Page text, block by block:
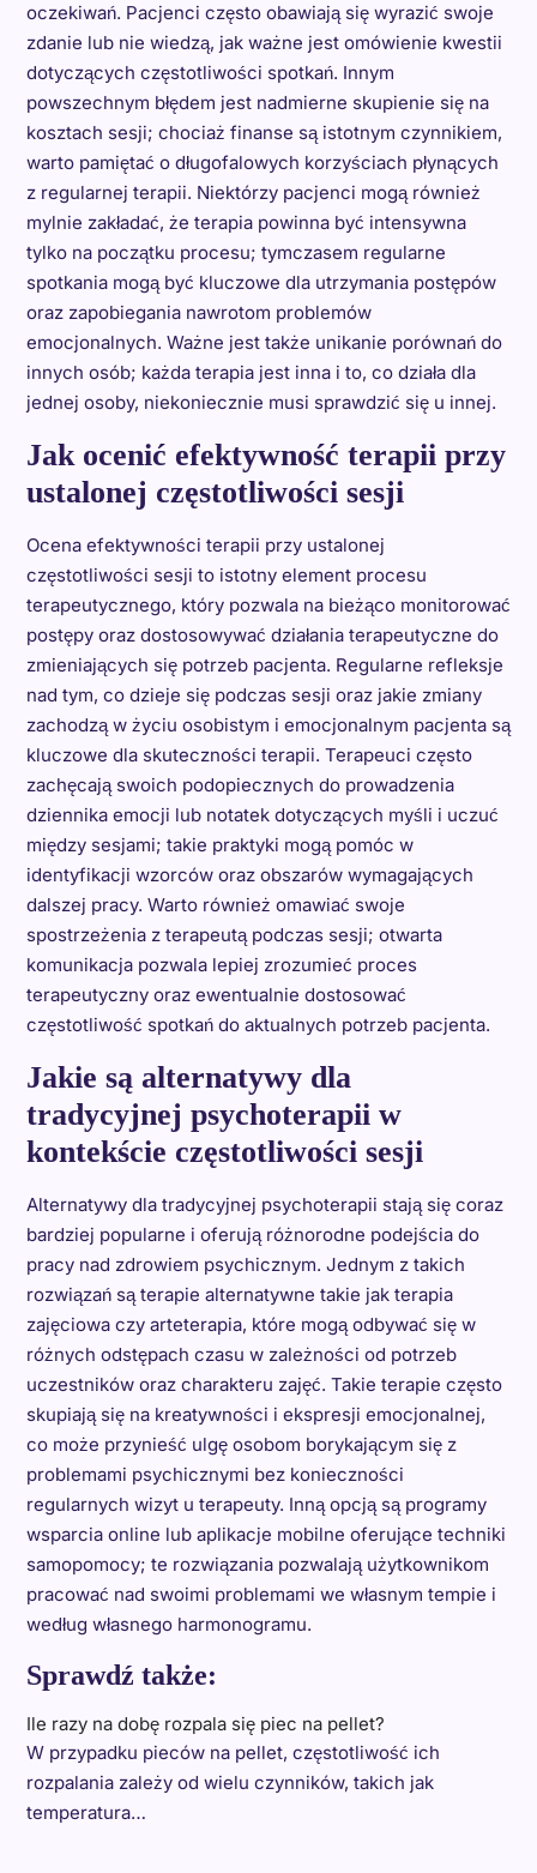
oczekiwań. Pacjenci często obawiają się wyrazić swoje
zdanie lub nie wiedzą, jak ważne jest omówienie kwestii
dotyczących częstotliwości spotkań. Innym
powszechnym błędem jest nadmierne skupienie się na
kosztach sesji; chociaż finanse są istotnym czynnikiem,
warto pamiętać o długofalowych korzyściach płynących
z regularnej terapii. Niektórzy pacjenci mogą również
mylnie zakładać, że terapia powinna być intensywna
tylko na początku procesu; tymczasem regularne
spotkania mogą być kluczowe dla utrzymania postępów
oraz zapobiegania nawrotom problemów
emocjonalnych. Ważne jest także unikanie porównań do
innych osób; każda terapia jest inna i to, co działa dla
jednej osoby, niekoniecznie musi sprawdzić się u innej.
Jak ocenić efektywność terapii przy
ustalonej częstotliwości sesji
Ocena efektywności terapii przy ustalonej
częstotliwości sesji to istotny element procesu
terapeutycznego, który pozwala na bieżąco monitorować
postępy oraz dostosowywać działania terapeutyczne do
zmieniających się potrzeb pacjenta. Regularne refleksje
nad tym, co dzieje się podczas sesji oraz jakie zmiany
zachodzą w życiu osobistym i emocjonalnym pacjenta są
kluczowe dla skuteczności terapii. Terapeuci często
zachęcają swoich podopiecznych do prowadzenia
dziennika emocji lub notatek dotyczących myśli i uczuć
między sesjami; takie praktyki mogą pomóc w
identyfikacji wzorców oraz obszarów wymagających
dalszej pracy. Warto również omawiać swoje
spostrzeżenia z terapeutą podczas sesji; otwarta
komunikacja pozwala lepiej zrozumieć proces
terapeutyczny oraz ewentualnie dostosować
częstotliwość spotkań do aktualnych potrzeb pacjenta.
Jakie są alternatywy dla
tradycyjnej psychoterapii w
kontekście częstotliwości sesji
Alternatywy dla tradycyjnej psychoterapii stają się coraz
bardziej popularne i oferują różnorodne podejścia do
pracy nad zdrowiem psychicznym. Jednym z takich
rozwiązań są terapie alternatywne takie jak terapia
zajęciowa czy arteterapia, które mogą odbywać się w
różnych odstępach czasu w zależności od potrzeb
uczestników oraz charakteru zajęć. Takie terapie często
skupiają się na kreatywności i ekspresji emocjonalnej,
co może przynieść ulgę osobom borykającym się z
problemami psychicznymi bez konieczności
regularnych wizyt u terapeuty. Inną opcją są programy
wsparcia online lub aplikacje mobilne oferujące techniki
samopomocy; te rozwiązania pozwalają użytkownikom
pracować nad swoimi problemami we własnym tempie i
według własnego harmonogramu.
Sprawdź także:
Ile razy na dobę rozpala się piec na pellet?
W przypadku pieców na pellet, częstotliwość ich
rozpalania zależy od wielu czynników, takich jak
temperatura…